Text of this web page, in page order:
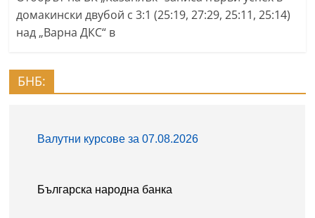
домакински двубой с 3:1 (25:19, 27:29, 25:11, 25:14)
над „Варна ДКС“ в
БНБ: